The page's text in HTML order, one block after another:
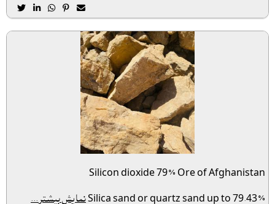
    
Silicon dioxide 79% Ore of Afghanistan
Silica sand or quartz sand up to 79.43%نمایش بیشتر...